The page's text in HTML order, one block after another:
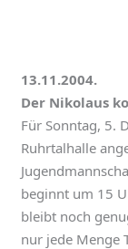
13.11.2004.
Der Nikolaus
Für Sonntag, 5.
Ruhrtalhalle
beginnt um 15
bleibt noch
nur jede Menge